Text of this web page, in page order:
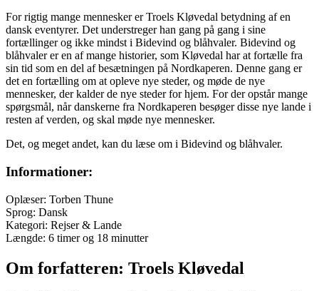
For rigtig mange mennesker er Troels Kløvedal betydning af en
dansk eventyrer. Det understreger han gang på gang i sine
fortællinger og ikke mindst i Bidevind og blåhvaler. Bidevind og
blåhvaler er en af mange historier, som Kløvedal har at fortælle fra
sin tid som en del af besætningen på Nordkaperen. Denne gang er
det en fortælling om at opleve nye steder, og møde de nye
mennesker, der kalder de nye steder for hjem. For der opstår mange
spørgsmål, når danskerne fra Nordkaperen besøger disse nye lande i
resten af verden, og skal møde nye mennesker.
Det, og meget andet, kan du læse om i Bidevind og blåhvaler.
Informationer:
Oplæser: Torben Thune
Sprog: Dansk
Kategori: Rejser & Lande
Længde: 6 timer og 18 minutter
Om forfatteren: Troels Kløvedal